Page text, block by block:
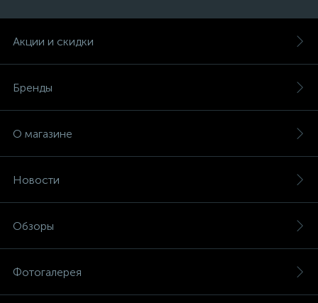
Акции и скидки
Бренды
О магазине
Новости
Обзоры
Фотогалерея